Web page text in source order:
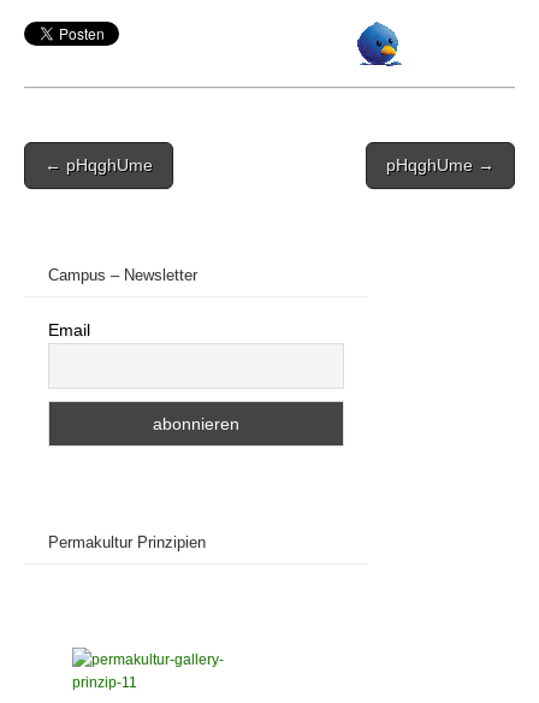
Post
navigation
← pHqghUme pHqghUme →
Campus – Newsletter
Email
Permakultur Prinzipien